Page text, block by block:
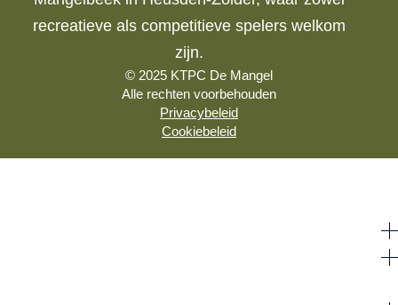
recreatieve als competitieve spelers welkom
zijn.
© 2025 KTPC De Mangel
Alle rechten voorbehouden
Privacybeleid
Cookiebeleid